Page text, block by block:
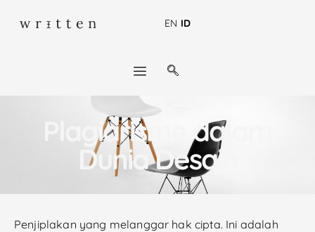
EN ID
Plagiarisme dalam
Dunia Desain
Penjiplakan yang melanggar hak cipta. Ini adalah